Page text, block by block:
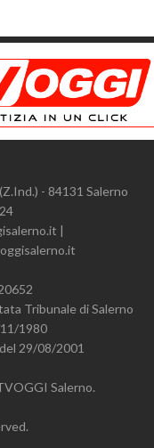
- 84131 Salerno
|
Tribunale di Salerno
1980
29/08/2001
Salerno.